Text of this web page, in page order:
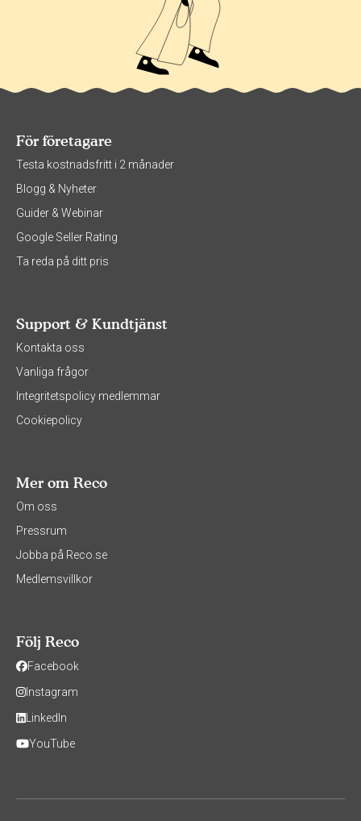
För företagare
Testa kostnadsfritt i 2 månader
Blogg & Nyheter
Guider & Webinar
Google Seller Rating
Ta reda på ditt pris
Support & Kundtjänst
Kontakta oss
Vanliga frågor
Integritetspolicy medlemmar
Cookiepolicy
Mer om Reco
Om oss
Pressrum
Jobba på Reco.se
Medlemsvillkor
Följ Reco
Facebook
Instagram
LinkedIn
YouTube